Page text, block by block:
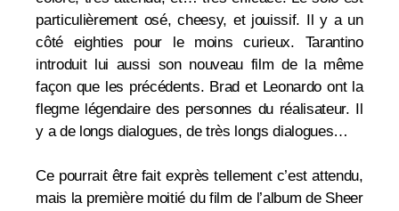
particulièrement osé, cheesy, et jouissif. Il y a un
côté eighties pour le moins curieux. Tarantino
introduit lui aussi son nouveau film de la même
façon que les précédents. Brad et Leonardo ont la
flegme légendaire des personnes du réalisateur. Il
y a de longs dialogues, de très longs dialogues…
Ce pourrait être fait exprès tellement c’est attendu,
mais la première moitié du film de l’album de Sheer